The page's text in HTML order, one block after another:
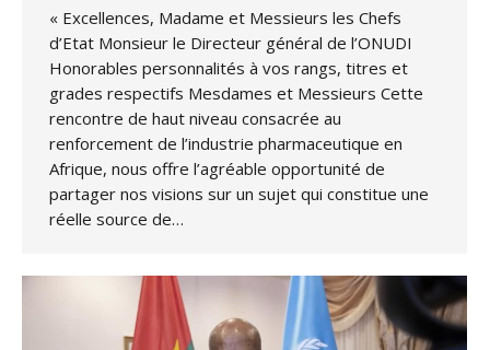
« Excellences, Madame et Messieurs les Chefs
d’Etat Monsieur le Directeur général de l’ONUDI
Honorables personnalités à vos rangs, titres et
grades respectifs Mesdames et Messieurs Cette
rencontre de haut niveau consacrée au
renforcement de l’industrie pharmaceutique en
Afrique, nous offre l’agréable opportunité de
partager nos visions sur un sujet qui constitue une
réelle source de…